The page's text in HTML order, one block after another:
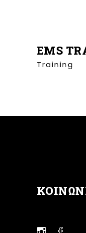
EMS
Training